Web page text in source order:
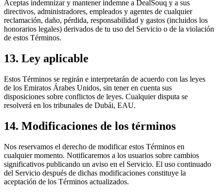
Aceptas indemnizar y mantener indemne a DealSouq y a sus
directivos, administradores, empleados y agentes de cualquier
reclamación, daño, pérdida, responsabilidad y gastos (incluidos los
honorarios legales) derivados de tu uso del Servicio o de la violación
de estos Términos.
13. Ley aplicable
Estos Términos se regirán e interpretarán de acuerdo con las leyes
de los Emiratos Árabes Unidos, sin tener en cuenta sus
disposiciones sobre conflictos de leyes. Cualquier disputa se
resolverá en los tribunales de Dubái, EAU.
14. Modificaciones de los términos
Nos reservamos el derecho de modificar estos Términos en
cualquier momento. Notificaremos a los usuarios sobre cambios
significativos publicando un aviso en el Servicio. El uso continuado
del Servicio después de dichas modificaciones constituye la
aceptación de los Términos actualizados.